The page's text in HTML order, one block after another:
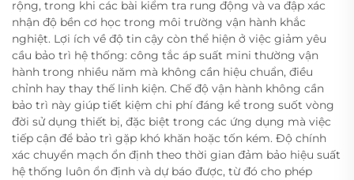
rộng, trong khi các bài kiểm tra rung động và va đập xác
nhận độ bền cơ học trong môi trường vận hành khắc
nghiệt. Lợi ích về độ tin cậy còn thể hiện ở việc giảm yêu
cầu bảo trì hệ thống: công tắc áp suất mini thường vận
hành trong nhiều năm mà không cần hiệu chuẩn, điều
chỉnh hay thay thế linh kiện. Chế độ vận hành không cần
bảo trì này giúp tiết kiệm chi phí đáng kể trong suốt vòng
đời sử dụng thiết bị, đặc biệt trong các ứng dụng mà việc
tiếp cận để bảo trì gặp khó khăn hoặc tốn kém. Độ chính
xác chuyển mạch ổn định theo thời gian đảm bảo hiệu suất
hệ thống luôn ổn định và dự báo được, từ đó cho phép